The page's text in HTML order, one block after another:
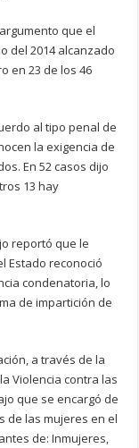
que el
del 2014 alcanzado
en 23 de los 46
al tipo penal de
la exigencia de
En 52 casos dijo
13 hay
reportó que le
Estado reconoció
condenatoria, lo
de impartición de
a través de la
Violencia contra las
que se encargó de
de las mujeres en el
de: Inmujeres,